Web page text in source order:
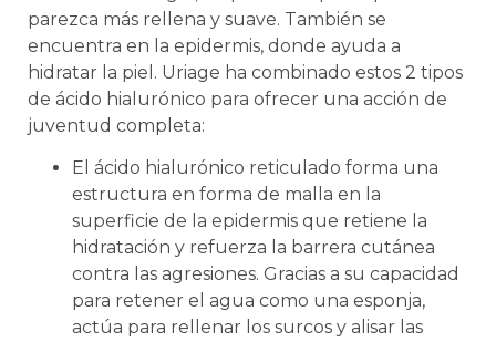
parezca más rellena y suave. También se
encuentra en la epidermis, donde ayuda a
hidratar la piel. Uriage ha combinado estos 2 tipos
de ácido hialurónico para ofrecer una acción de
juventud completa:
El ácido hialurónico reticulado forma una
estructura en forma de malla en la
superficie de la epidermis que retiene la
hidratación y refuerza la barrera cutánea
contra las agresiones. Gracias a su capacidad
para retener el agua como una esponja,
actúa para rellenar los surcos y alisar las